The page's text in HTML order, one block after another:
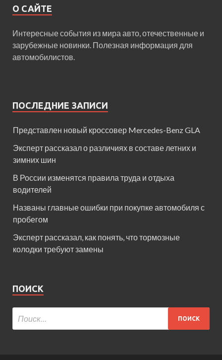
О САЙТЕ
Интересные события из мира авто, отечественные и
зарубежные новинки. Полезная информация для
автомобилистов.
ПОСЛЕДНИЕ ЗАПИСИ
Представлен новый кроссовер Mercedes-Benz GLA
Эксперт рассказал о различиях в составе летних и
зимних шин
В России изменятся правила труда и отдыха
водителей
Названы главные ошибки при покупке автомобиля с
пробегом
Эксперт рассказал, как понять, что тормозные
колодки требуют замены
ПОИСК